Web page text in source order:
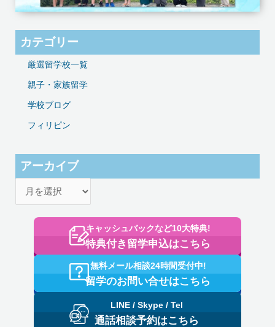
カテゴリー
厳選留学校一覧
親子・家族留学
学校ブログ
フィリピン
アーカイブ
キャッシュバックなど10大特典!
特典付き留学申込はこちら
無料メール相談24時間受付中!
留学のお問い合せはこちら
LINE / Skype / Tel
通話相談予約はこちら